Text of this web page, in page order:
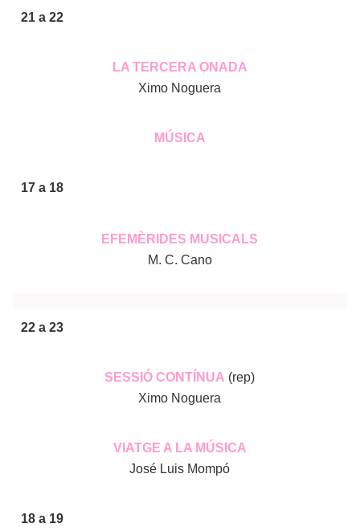
21 a 22
LA TERCERA ONADA
Ximo Noguera
MÚSICA
17 a 18
EFEMÈRIDES MUSICALS
M. C. Cano
22 a 23
SESSIÓ CONTÍNUA (rep)
Ximo Noguera
VIATGE A LA MÚSICA
José Luis Mompó
18 a 19